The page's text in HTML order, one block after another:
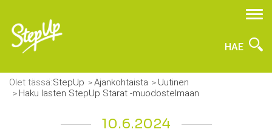
HAE
Olet tässä:StepUp Ajankohtaista
Uutinen
Haku lasten StepUp Starat -muodostelmaan
10.6.2024